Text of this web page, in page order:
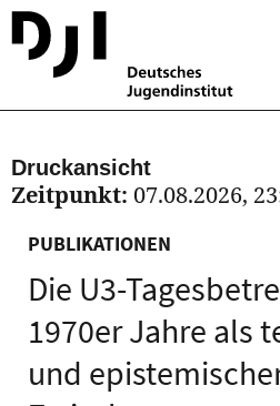
Druckansicht
Zeitpunkt: 07.08.2026,
PUBLIKATIONEN
Die U3-
1970er Jahre als
und